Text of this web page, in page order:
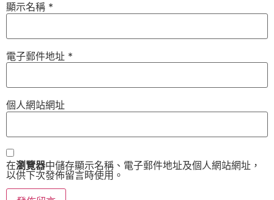
顯示名稱 *
電子郵件地址 *
個人網站網址
在瀏覽器中儲存顯示名稱、電子郵件地址及個人網站網址，
以供下次發佈留言時使用。